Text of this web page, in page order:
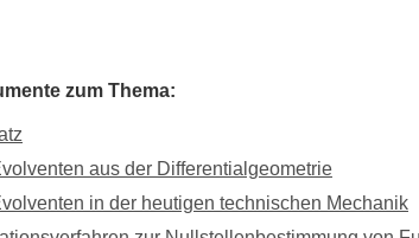
zum Thema:
aus der Differentialgeometrie
in der heutigen technischen Mechanik